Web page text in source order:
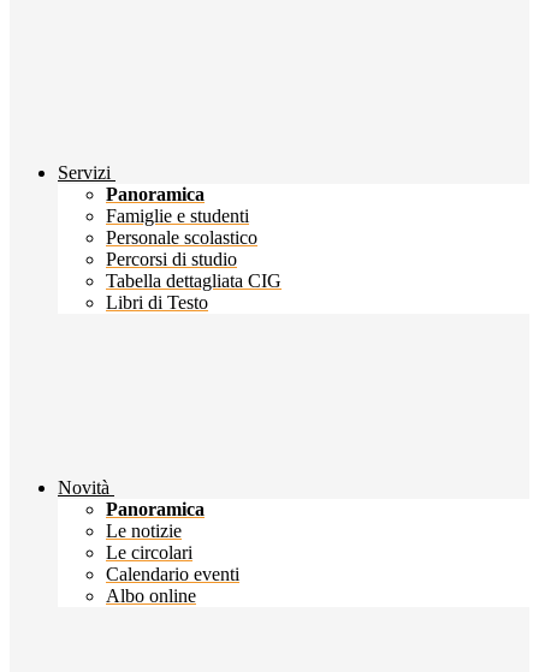
Servizi
Panoramica
Famiglie e studenti
Personale scolastico
Percorsi di studio
Tabella dettagliata CIG
Libri di Testo
Novità
Panoramica
Le notizie
Le circolari
Calendario eventi
Albo online